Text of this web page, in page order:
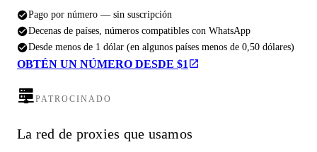
Pago por número — sin suscripción
Decenas de países, números compatibles con WhatsApp
Desde menos de 1 dólar (en algunos países menos de 0,50 dólares)
OBTÉN UN NÚMERO DESDE $1
PATROCINADO
La red de proxies que usamos